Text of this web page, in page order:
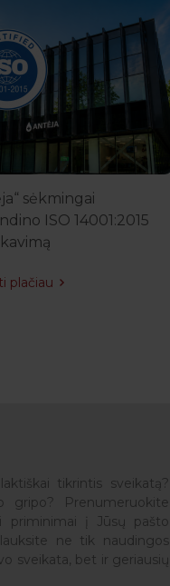
sėkmingai
ISO 14001:2015
plačiau
tikrintis sveikatą?
gripo? Prenumeruokite
priminimai į Jūsų pašto
ne tik naudingos
sveikata, bet ir geriausių